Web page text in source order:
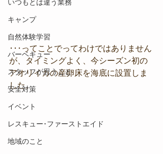
いつもとは違う業務
キャンプ
自然体験学習
バーベキュー
スタッフが思うこと
安全対策
イベント
レスキュー･ファーストエイド
地域のこと
･･･ってことでってわけではありません
が、タイミングよく、今シーズン初の
アオリイカの産卵床を海底に設置しま
した。